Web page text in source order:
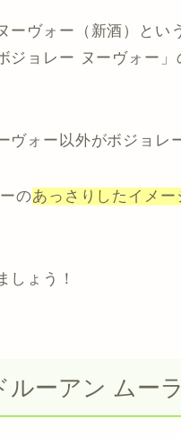
ーヴォー（新酒）とい
ジョレー ヌーヴォー」
ヴォー以外がボジョレ
のあっさりしたイメ
しょう！
ルーアン ムー